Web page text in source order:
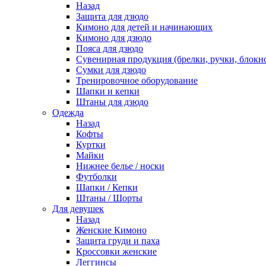
Назад
Защита для дзюдо
Кимоно для детей и начинающих
Кимоно для дзюдо
Пояса для дзюдо
Сувенирная продукция (брелки, ручки,
Сумки для дзюдо
Тренировочное оборудование
Шапки и кепки
Штаны для дзюдо
Одежда
Назад
Кофты
Куртки
Майки
Нижнее белье / носки
Футболки
Шапки / Кепки
Штаны / Шорты
Для девушек
Назад
Женские Кимоно
Защита груди и паха
Кроссовки женские
Леггинсы